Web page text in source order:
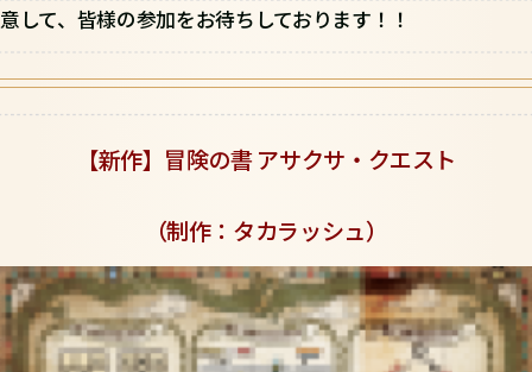
意して、皆様の参加をお待ちしております！！
【新作】冒険の書 アサクサ・クエスト
（制作：タカラッシュ）